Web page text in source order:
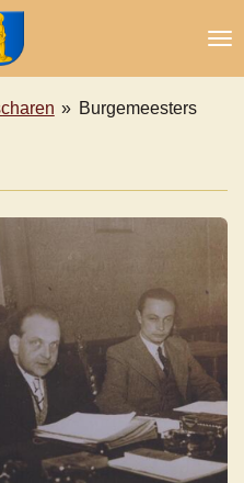
» Burgemeesters